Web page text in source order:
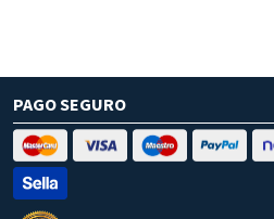
PAGO SEGURO